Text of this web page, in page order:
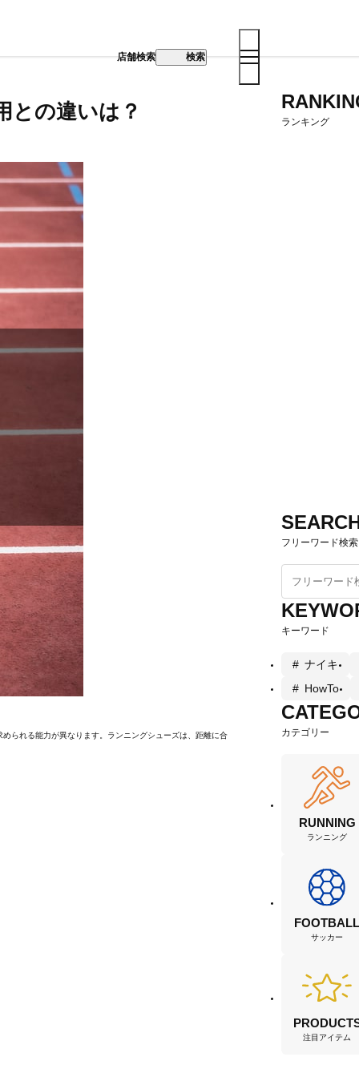
店舗検索 検索
との違いは？
られる能力が異なります。ランニングシューズは、距離に合
ランキング
フリーワード検索
キーワード
ナイキ
HowTo
カテゴリー
RUNNING
ランニング
FOOTBALL
サッカー
注目アイテム